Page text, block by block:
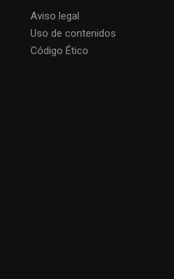
Aviso legal
Uso de contenidos
Código Ético